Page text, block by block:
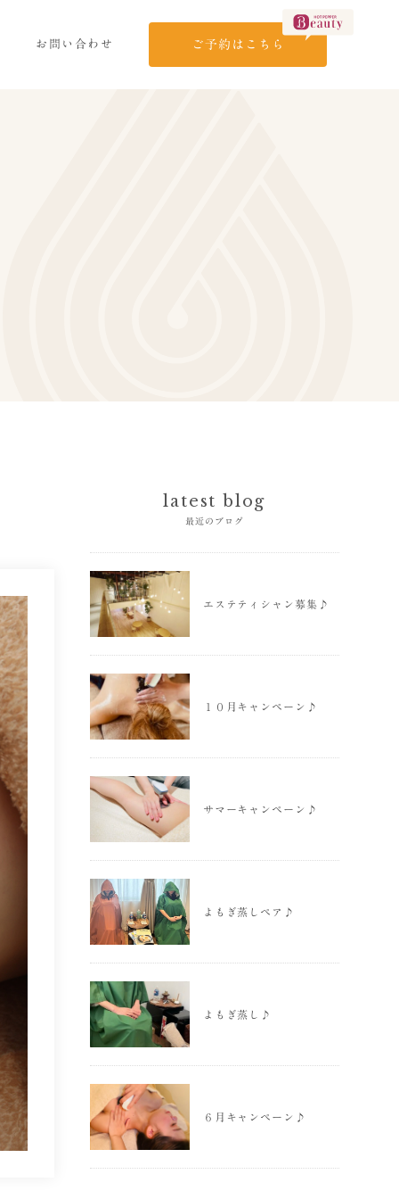
お問い合わせ ご予約はこちら
latest blog
最近のブログ
エステティシャン募集♪
１０月キャンペーン♪
サマーキャンペーン♪
よもぎ蒸しペア♪
よもぎ蒸し♪
６月キャンペーン♪